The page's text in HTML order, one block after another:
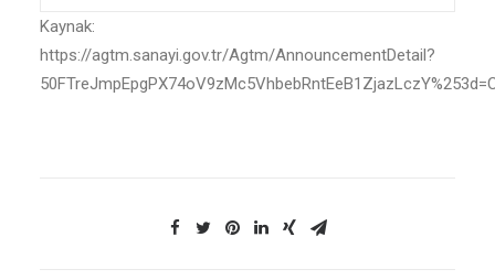
Kaynak:
https://agtm.sanayi.gov.tr/Agtm/AnnouncementDetail?